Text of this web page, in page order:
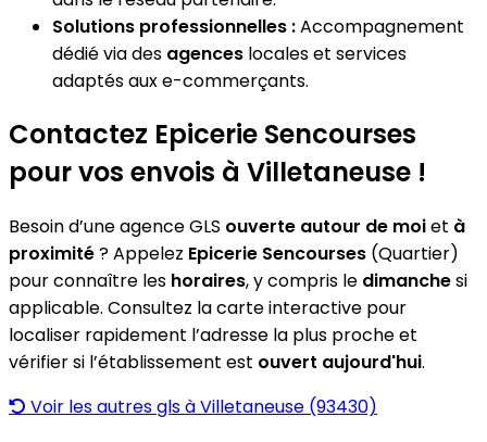
Solutions professionnelles :Accompagnement
dédié via des agences locales et services
adaptés aux e-commerçants.
Contactez Epicerie Sencourses
pour vos envois à Villetaneuse !
Besoin d’une agence GLS ouverte autour de moiet à
proximité? Appelez Epicerie Sencourses (Quartier)
pour connaître les horaires, y compris le dimanchesi
applicable. Consultez la carte interactive pour
localiser rapidement l’adresse la plus proche et
vérifier si l’établissement est ouvert aujourd'hui.
Voir les autres gls à Villetaneuse (93430)